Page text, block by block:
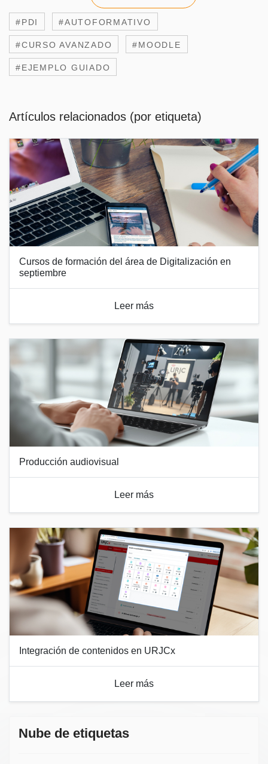
#PDI #AUTOFORMATIVO
#CURSO AVANZADO #MOODLE
#EJEMPLO GUIADO
Artículos relacionados (por etiqueta)
Cursos de formación del área de Digitalización en
septiembre
Leer más
Producción audiovisual
Leer más
Integración de contenidos en URJCx
Leer más
Nube de etiquetas